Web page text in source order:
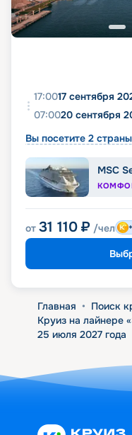
17:0017 сентября
07:0020 сентября
Вы посетите 2
MSC
от 31 110 ₽ /чел
Главная • Поиск
Круиз на лайнере
25 июля 2027 года